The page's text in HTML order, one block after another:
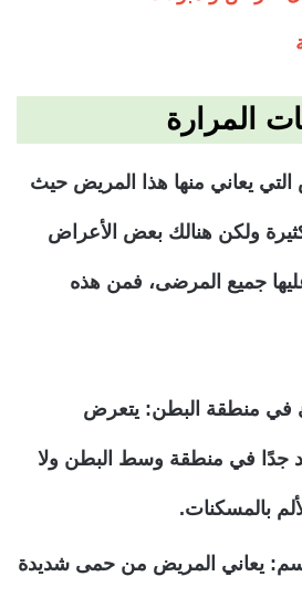
المرارة
يعاني منها هذا المريض حيث
ولكن هنالك بعض الأعراض
جميع المرضى، فمن هذه
في منطقة البطن: يتعرض
جدًا في منطقة وسط البطن ولا
بالمسكنات.
يعاني المريض من حمى شديدة